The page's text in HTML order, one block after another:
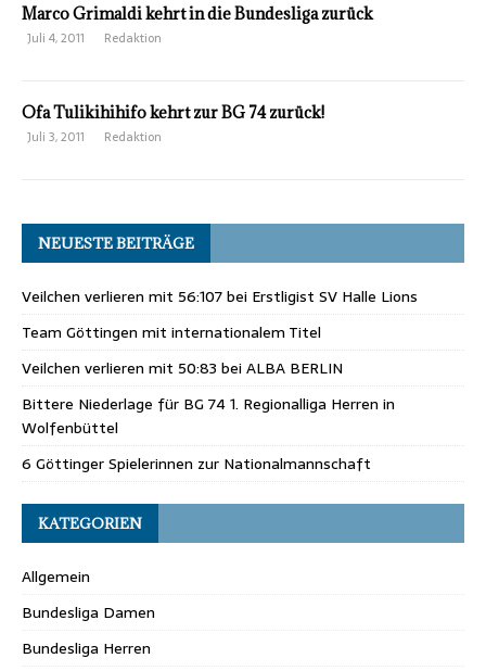
Marco Grimaldi kehrt in die Bundesliga zurück
Juli 4, 2011 Redaktion
Ofa Tulikihihifo kehrt zur BG 74 zurück!
Juli 3, 2011 Redaktion
NEUESTE BEITRÄGE
Veilchen verlieren mit 56:107 bei Erstligist SV Halle Lions
Team Göttingen mit internationalem Titel
Veilchen verlieren mit 50:83 bei ALBA BERLIN
Bittere Niederlage für BG 74 1. Regionalliga Herren in
Wolfenbüttel
6 Göttinger Spielerinnen zur Nationalmannschaft
KATEGORIEN
Allgemein
Bundesliga Damen
Bundesliga Herren